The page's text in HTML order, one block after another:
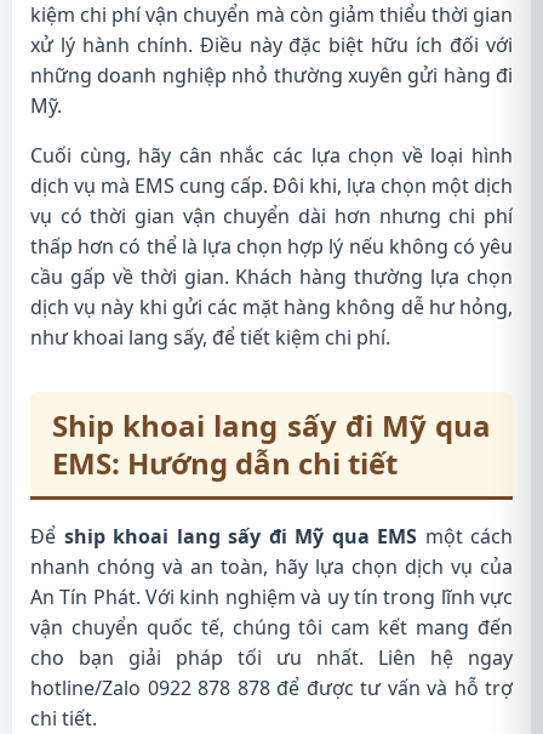
kiệm chi phí vận chuyển mà còn giảm thiểu thời gian
xử lý hành chính. Điều này đặc biệt hữu ích đối với
những doanh nghiệp nhỏ thường xuyên gửi hàng đi
Mỹ.
Cuối cùng, hãy cân nhắc các lựa chọn về loại hình
dịch vụ mà EMS cung cấp. Đôi khi, lựa chọn một dịch
vụ có thời gian vận chuyển dài hơn nhưng chi phí
thấp hơn có thể là lựa chọn hợp lý nếu không có yêu
cầu gấp về thời gian. Khách hàng thường lựa chọn
dịch vụ này khi gửi các mặt hàng không dễ hư hỏng,
như khoai lang sấy, để tiết kiệm chi phí.
Ship khoai lang sấy đi Mỹ qua
EMS: Hướng dẫn chi tiết
Để ship khoai lang sấy đi Mỹ qua EMS một cách
nhanh chóng và an toàn, hãy lựa chọn dịch vụ của
An Tín Phát. Với kinh nghiệm và uy tín trong lĩnh vực
vận chuyển quốc tế, chúng tôi cam kết mang đến
cho bạn giải pháp tối ưu nhất. Liên hệ ngay
hotline/Zalo 0922 878 878 để được tư vấn và hỗ trợ
chi tiết.